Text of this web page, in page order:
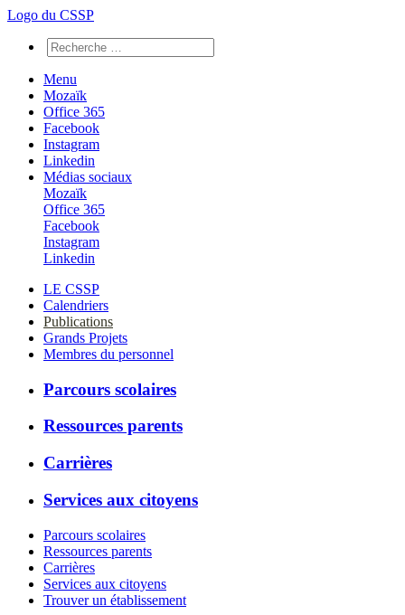
Logo du CSSP
Menu
Mozaïk
Office 365
Facebook
Instagram
Linkedin
Médias sociaux
Mozaïk
Office 365
Facebook
Instagram
Linkedin
LE CSSP
Calendriers
Publications
Grands Projets
Membres du personnel
Parcours scolaires
Ressources parents
Carrières
Services aux citoyens
Parcours scolaires
Ressources parents
Carrières
Services aux citoyens
Trouver un établissement